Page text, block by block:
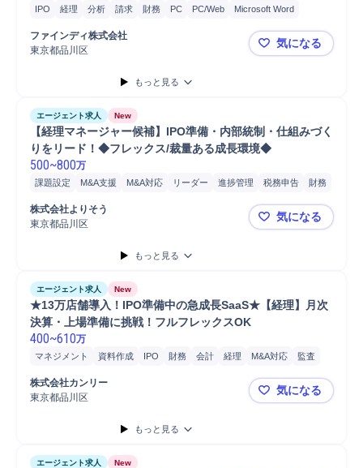
IPO 経理 分析 請求 財務 PC PC/Web
Microsoft Word
Microsoft Power...
Microsoft Excel
ファインディ株式会社
東京都品川区
👥【経営管
気になる
もっと見る
エージェント求人 New
【経理マネージャー候補】IPO準備・内部統制・仕組みづく
りをリード！◆フレックス/裁量ある成長環境◆
500~800万
課題設定 M&A支援 M&A対応 リーダー 進捗管理 税務申告
財務
税務
IPO
内部統制
連結事業決算
株式会社よりそう
東京都品川区
【経理マネ
気になる
もっと見る
エージェント求人 New
★13万店舗導入！IPO準備中の急成長SaaS★【経理】月次
決算・上場準備に挑戦！フルフレックスOK
400~610万
マネジメント 資料作成 IPO 財務 会計 経理 M&A対応
監査
販売
会計監査
株式会社カンリー
東京都品川区
★13万店舗
気になる
もっと見る
エージェント求人 New